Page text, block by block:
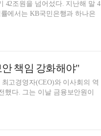
42조원을 넘어섰다. 지난해 말 4
에서는 KB국민은행과 하나은
책임 강화해야"
고경영자(CEO)와 이사회의 역
다. 그는 이날 금융보안원이